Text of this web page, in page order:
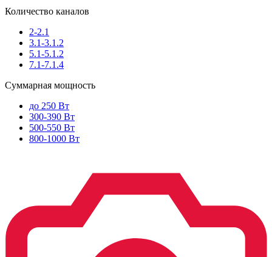
Количество каналов
2-2.1
3.1-3.1.2
5.1-5.1.2
7.1-7.1.4
Суммарная мощность
до 250 Вт
300-390 Вт
500-550 Вт
800-1000 Вт